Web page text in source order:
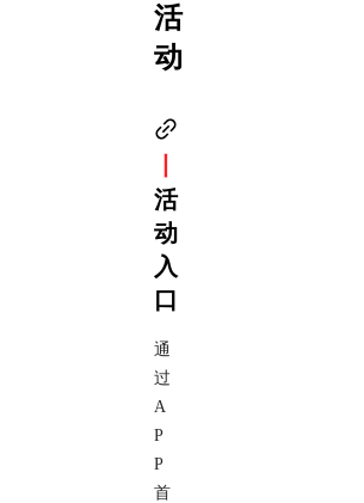
活
动
活
动
入
口
通
过
A
P
P
首